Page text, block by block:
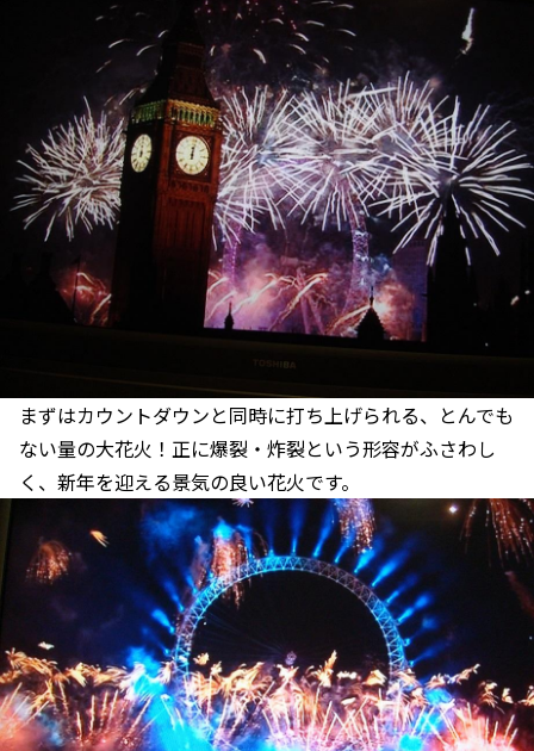
まずはカウントダウンと同時に打ち上げられる、とんでも
ない量の大花火！正に爆裂・炸裂という形容がふさわし
く、新年を迎える景気の良い花火です。